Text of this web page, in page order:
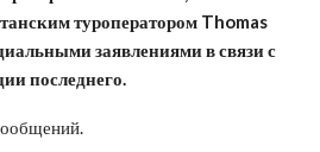
туроператором Thomas
заявлениями в связи с
последнего.